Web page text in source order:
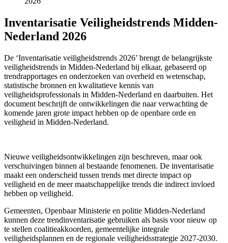
Inventarisatie Veiligheidstrends Midden-
Nederland 2026
De ‘Inventarisatie veiligheidstrends 2026’ brengt de belangrijkste
veiligheidstrends in Midden-Nederland bij elkaar, gebaseerd op
trendrapportages en onderzoeken van overheid en wetenschap,
statistische bronnen en kwalitatieve kennis van
veiligheidsprofessionals in Midden-Nederland en daarbuiten. Het
document beschrijft de ontwikkelingen die naar verwachting de
komende jaren grote impact hebben op de openbare orde en
veiligheid in Midden-Nederland.
Nieuwe veiligheidsontwikkelingen zijn beschreven, maar ook
verschuivingen binnen al bestaande fenomenen. De inventarisatie
maakt een onderscheid tussen trends met directe impact op
veiligheid en de meer maatschappelijke trends die indirect invloed
hebben op veiligheid.
Gemeenten, Openbaar Ministerie en politie Midden-Nederland
kunnen deze trendinventarisatie gebruiken als basis voor nieuw op
te stellen coalitieakkoorden, gemeentelijke integrale
veiligheidsplannen en de regionale veiligheidsstrategie 2027-2030.